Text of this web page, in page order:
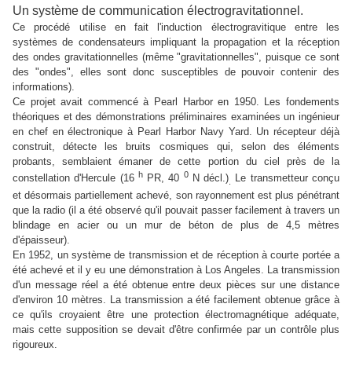
Un système de communication électrogravitationnel.
Ce procédé utilise en fait l'induction électrogravitique entre les
systèmes de condensateurs impliquant la propagation et la réception
des ondes gravitationnelles (même "gravitationnelles", puisque ce sont
des "ondes", elles sont donc susceptibles de pouvoir contenir des
informations).
Ce projet avait commencé à Pearl Harbor en 1950. Les fondements
théoriques et des démonstrations préliminaires examinées un ingénieur
en chef en électronique à Pearl Harbor Navy Yard. Un récepteur déjà
construit, détecte les bruits cosmiques qui, selon des éléments
probants, semblaient émaner de cette portion du ciel près de la
constellation d'Hercule (16 hPR, 40 0N décl.)
Le transmetteur conçu
et désormais partiellement achevé, son rayonnement est plus pénétrant
que la radio (il a été observé qu'il pouvait passer facilement à travers un
blindage en acier ou un mur de béton de plus de 4,5 mètres
d'épaisseur).
En 1952, un système de transmission et de réception à courte portée a
été achevé et il y eu une démonstration à Los Angeles. La transmission
d'un message réel a été obtenue entre deux pièces sur une distance
d'environ 10 mètres. La transmission a été facilement obtenue grâce à
ce qu'ils croyaient être une protection électromagnétique adéquate,
mais cette supposition se devait d'être confirmée par un contrôle plus
rigoureux.